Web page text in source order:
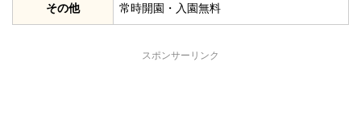
その他 常時開園・入園無料
スポンサーリンク